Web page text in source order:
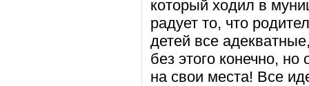
который ходил в
радует то, что
детей все
без этого конечно,
на свои места! Все